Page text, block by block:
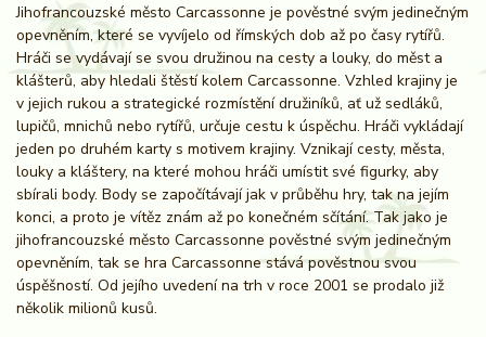
Jihofrancouzské město Carcassonne je pověstné svým jedinečným
opevněním, které se vyvíjelo od římských dob až po časy rytířů.
Hráči se vydávají se svou družinou na cesty a louky, do měst a
klášterů, aby hledali štěstí kolem Carcassonne. Vzhled krajiny je
v jejich rukou a strategické rozmístění družiníků, ať už sedláků,
lupičů, mnichů nebo rytířů, určuje cestu k úspěchu. Hráči vykládají
jeden po druhém karty s motivem krajiny. Vznikají cesty, města,
louky a kláštery, na které mohou hráči umístit své figurky, aby
sbírali body. Body se započítávají jak v průběhu hry, tak na jejím
konci, a proto je vítěz znám až po konečném sčítání. Tak jako je
jihofrancouzské město Carcassonne pověstné svým jedinečným
opevněním, tak se hra Carcassonne stává pověstnou svou
úspěšností. Od jejího uvedení na trh v roce 2001 se prodalo již
několik milionů kusů.